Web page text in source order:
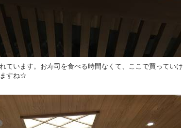
ています。お寿司を食べる時間なくて、ここで買っていけ
ますね☆